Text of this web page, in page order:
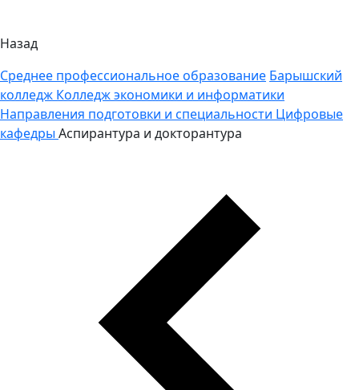
Назад
Среднее профессиональное образование Барышский
колледж Колледж экономики и информатики
Направления подготовки и специальности Цифровые
кафедры Аспирантура и докторантура